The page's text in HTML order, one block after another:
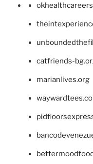
catfriends-
marianlives.org